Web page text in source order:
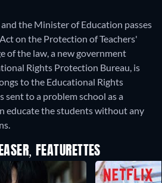
the Minister of Education passes
on the Protection of Teachers'
of the law, a new government
Rights Protection Bureau, is
to the Educational Rights
sent to a problem school as a
educate the students without any
FEATURETTES